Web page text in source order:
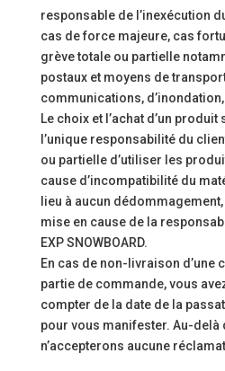
responsable de l’inexécution
cas de force majeure, cas
grève totale ou partielle
postaux et moyens de
communications, d’inondation,
Le choix et l’achat d’un
l’unique responsabilité du
ou partielle d’utiliser les
cause d’incompatibilité du
lieu à aucun
mise en cause de la
EXP SNOWBOARD.
En cas de non-livraison d’une
partie de commande, vous
compter de la date de la
pour vous manifester. Au-delà
n’accepterons aucune